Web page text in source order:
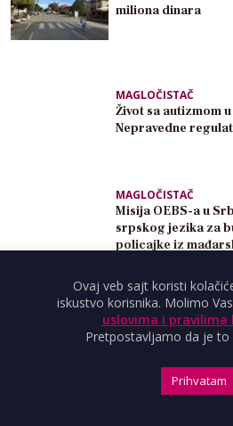
miliona dinara
MAGLOČISTAČ
Život sa autizmom
Nepravedne
MAGLOČISTAČ
Misija OEBS-a u
srpskog jezika za
policajke iz
MAGLOČISTAČ
Premijer Macut
stanici u Subotici,
pozvani
IN MEDIJA
Ovaj veb sajt koristi
iskustvo korisnika. Molimo
uslovima i pravilima
Pretpostavljamo da je to
Prihvatam